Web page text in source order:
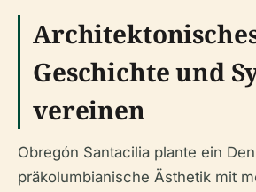
Geschichte und
vereinen
Obregón Santacilia plante ein
präkolumbianische Ästhetik mit